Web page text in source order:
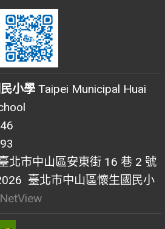
小學 Taipei Municipal Huai
北市中山區安東街 16 巷 2 號
臺北市中山區懷生國民小
NetView